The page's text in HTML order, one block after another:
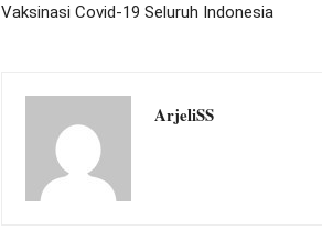
Vaksinasi Covid-19 Seluruh Indonesia
ArjeliSS